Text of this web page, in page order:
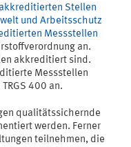
akkreditierten Stellen
und Arbeitsschutz
Messstellen
an.
akkreditiert sind.
Messstellen
400 an.
qualitätssichernde
werden. Ferner
teilnehmen, die